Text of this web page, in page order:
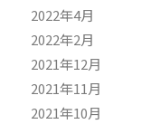
2022年4月
2022年2月
2021年12月
2021年11月
2021年10月